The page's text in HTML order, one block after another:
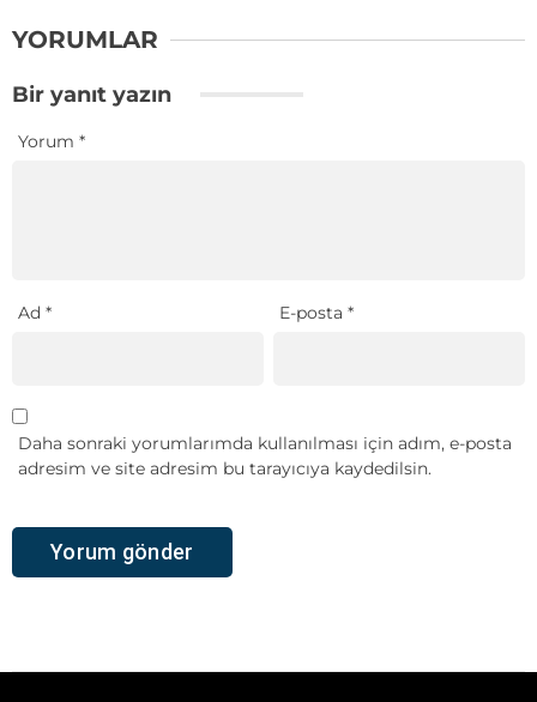
YORUMLAR
Bir yanıt yazın
Yorum *
Ad * E-posta*
Daha sonraki yorumlarımda kullanılması için adım, e-posta
adresim ve site adresim bu tarayıcıya kaydedilsin.